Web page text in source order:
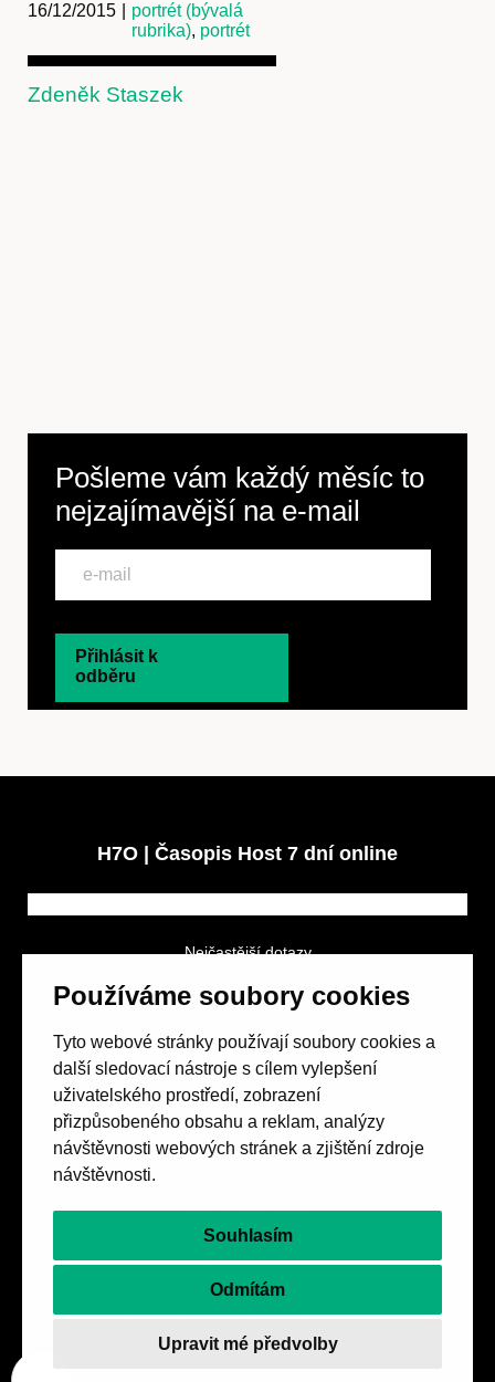
Používáme soubory cookies
Tyto webové stránky používají soubory cookies a
další sledovací nástroje s cílem vylepšení
uživatelského prostředí, zobrazení
přizpůsobeného obsahu a reklam, analýzy
návštěvnosti webových stránek a zjištění zdroje
návštěvnosti.
Souhlasím
Odmítám
Upravit mé předvolby
Předplatné
16/12/2015
portrét (bývalá
rubrika), portrét
Zdeněk Staszek
Pošleme vám každý měsíc to
nejzajímavější na e-mail
Přihlásit k
odběru
H7O | Časopis Host 7 dní online
Nejčastější dotazy
Obchodní podmínky
Spolek přátel vydávání
časopisu HOST
657 42 Brno-střed
objednavky@casopishost.cz
+420 775 995 695
Revue Host vychází s laskavou finanční podporou
Ministerstva kultury ČR a statutárního města Brna.